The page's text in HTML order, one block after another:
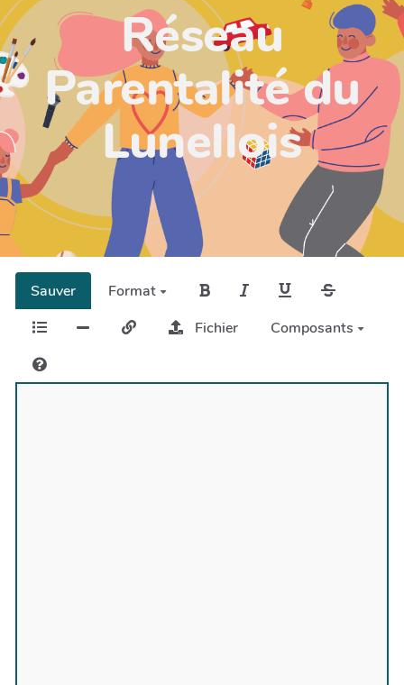
Réseau
Parentalité du
Lunellois
Sauver
Format
Fichier
Composants